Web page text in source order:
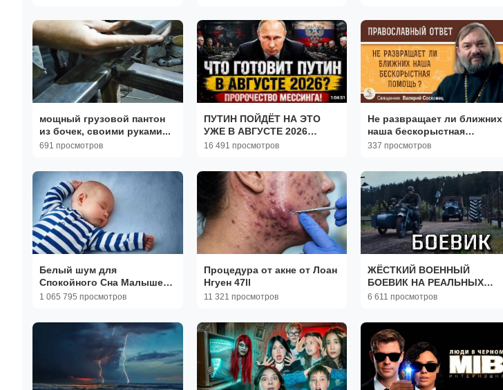
мощный грузовой пантон
из бочек, своими руками...
691 просмотров
ПУТИН ПОЙДЁТ НА ЭТО
УЖЕ В АВГУСТЕ 2026
ПОСЛЕДНЕЕ
16 491 просмотров
Не развращает ли ближних
наша бескорыстная
помощь? Священник
337 просмотров
Белый шум для
Спокойного Сна Малышей
(без рекламы)
1 065 795 просмотров
Процедура от акне от Лоан
Нгуен 47ll
11 321 просмотров
ЖЁСТКИЙ ВОЕННЫЙ
БОЕВИК НА РЕАЛЬНЫХ
СОБЫТИЯХ!
НОВИНКИ 2026
6 611 просмотров